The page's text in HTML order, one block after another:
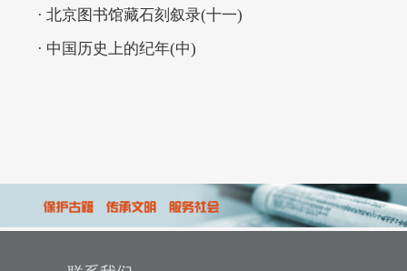
· 北京图书馆藏石刻叙录(十一)
· 中国历史上的纪年(中)